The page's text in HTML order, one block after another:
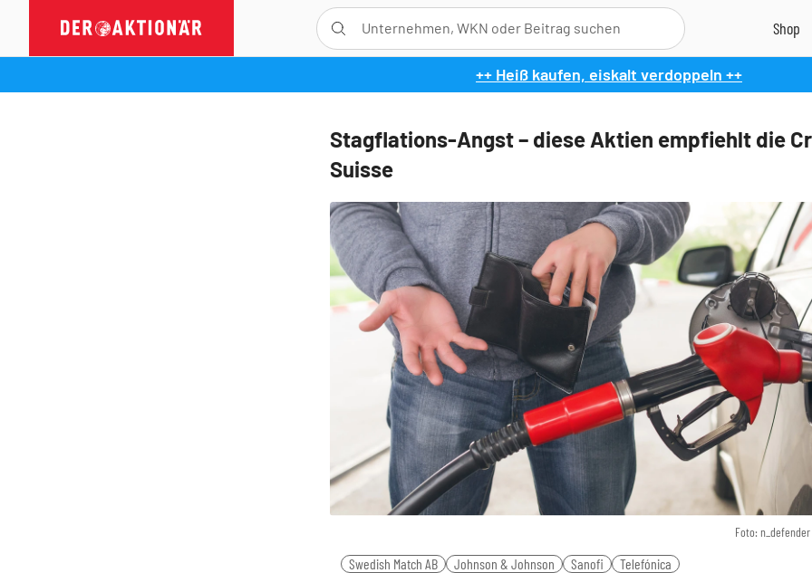
++ Heiß kaufen, eiskalt verdoppeln ++
Stagflations-Angst – diese Aktien empfiehlt die
Suisse
Foto:
Swedish Match AB Johnson & Johnson Sanofi Telefónica